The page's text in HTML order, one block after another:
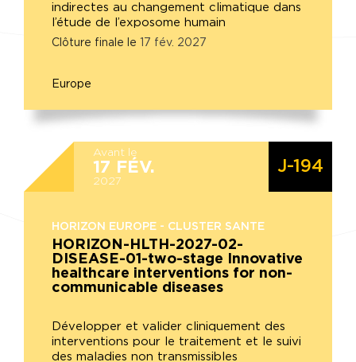
indirectes au changement climatique dans
l’étude de l’exposome humain
Clôture finale le 17 fév. 2027
Europe
Avant le
17 FÉV.
2027
J-194
HORIZON EUROPE - CLUSTER SANTE
HORIZON-HLTH-2027-02-
DISEASE-01-two-stage Innovative
healthcare interventions for non-
communicable diseases
Développer et valider cliniquement des
interventions pour le traitement et le suivi
des maladies non transmissibles